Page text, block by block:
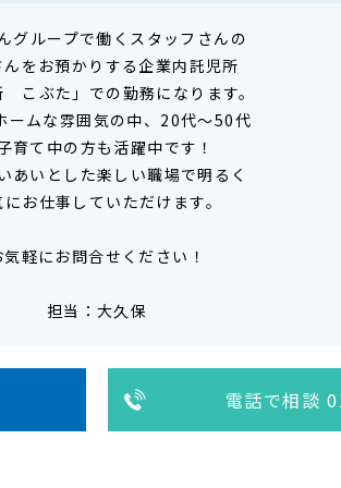
グループで働くスタッフさんの
んをお預かりする企業内託児所
こぶた」での勤務になります。
ームな雰囲気の中、20代～50代
育て中の方も活躍中です！
あいとした楽しい職場で明るく
お仕事していただけます。
気軽にお問合せください！
担当：大久保
電話で相談